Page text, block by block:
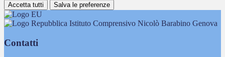
Accetta tutti Salva le preferenze
Istituto Comprensivo Nicolò Barabino Genova
Contatti